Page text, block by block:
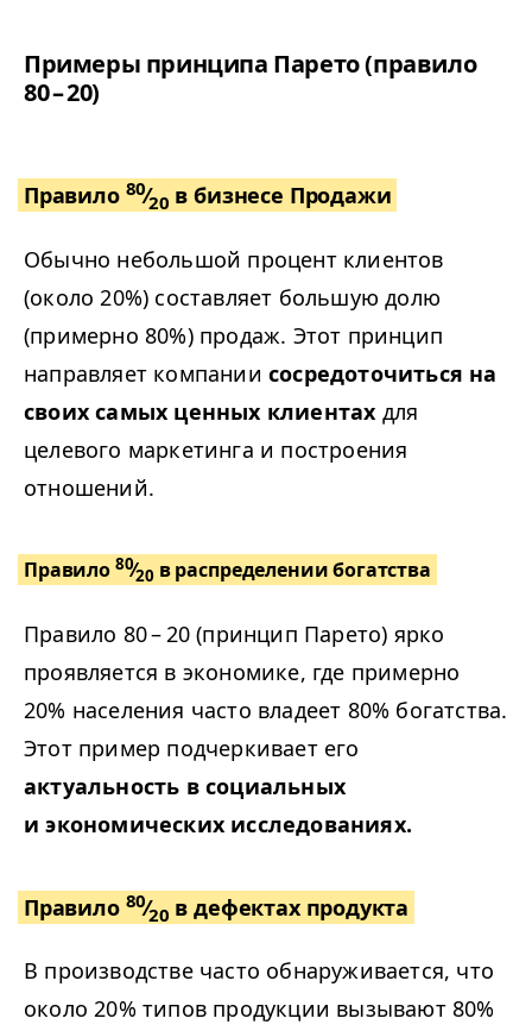
Примеры принципа Парето (правило
80 – 20)
Правило 80⁄20 в бизнесе Продажи
Обычно небольшой процент клиентов
(около 20%) составляет большую долю
(примерно 80%) продаж. Этот принцип
направляет компании сосредоточиться на
своих самых ценных клиентах для
целевого маркетинга и построения
отношений.
Правило 80⁄20в распределении богатства
Правило 80 – 20 (принцип Парето) ярко
проявляется в экономике, где примерно
20% населения часто владеет 80% богатства.
Этот пример подчеркивает его
актуальность в социальных
и экономических исследованиях.
Правило 80⁄20 в дефектах продукта
В производстве часто обнаруживается, что
около 20% типов продукции вызывают 80%